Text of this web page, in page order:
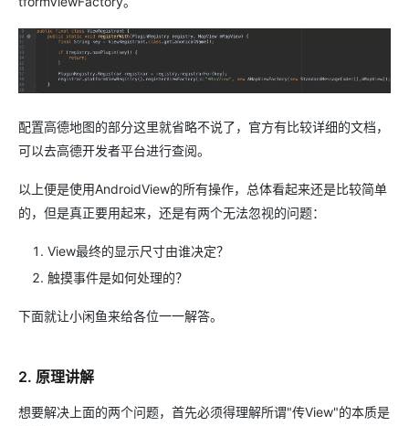
配置高德地图的部分这里就省略不说了，官方有比较详细的文档，
可以去高德开发者平台进行查阅。
以上便是使用AndroidView的所有操作，总体看起来还是比较简单
的，但是真正要用起来，还是有两个无法忽视的问题：
View最终的显示尺寸由谁决定？
触摸事件是如何处理的？
下面就让小闲鱼来给各位一一解答。
2. 原理讲解
想要解决上面的两个问题，首先必须得理解所谓"传View"的本质是